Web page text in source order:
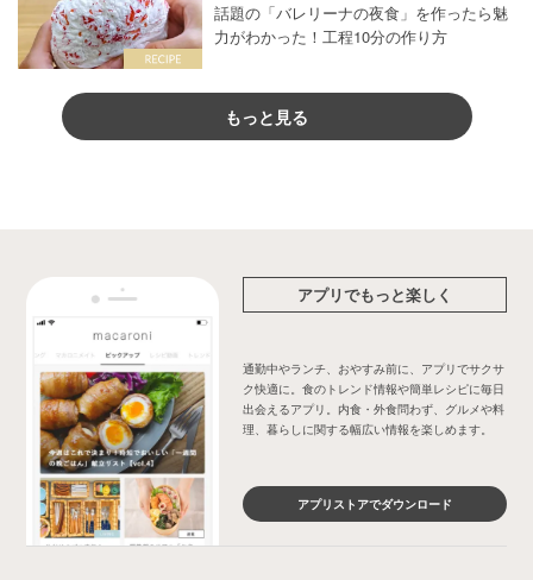
話題の「バレリーナの夜食」を作ったら魅
力がわかった！工程10分の作り方
もっと見る
アプリでもっと楽しく
通勤中やランチ、おやすみ前に、アプリでサクサ
ク快適に。食のトレンド情報や簡単レシピに毎日
出会えるアプリ。内食・外食問わず、グルメや料
理、暮らしに関する幅広い情報を楽しめます。
アプリストアでダウンロード